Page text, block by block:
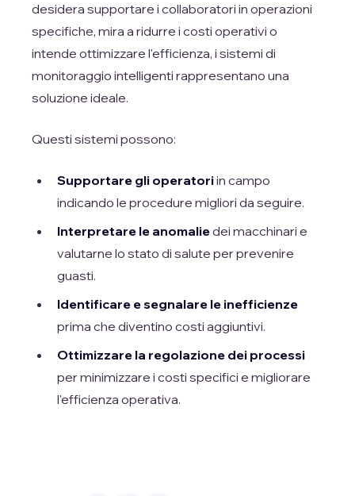
desidera supportare i collaboratori in operazioni
specifiche, mira a ridurre i costi operativi o
intende ottimizzare l'efficienza, i sistemi di
monitoraggio intelligenti rappresentano una
soluzione ideale.
Questi sistemi possono:
Supportare gli operatoriin campo
indicando le procedure migliori da seguire.
Interpretare le anomaliedei macchinari e
valutarne lo stato di salute per prevenire
guasti.
Identificare e segnalare le inefficienze
prima che diventino costi aggiuntivi.
Ottimizzare la regolazione dei processi
per minimizzare i costi specifici e migliorare
l'efficienza operativa.